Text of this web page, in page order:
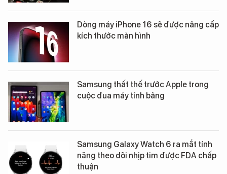
Dòng máy iPhone 16 sẽ được nâng cấp
kích thước màn hình
Samsung thất thế trước Apple trong
cuộc đua máy tính bảng
Samsung Galaxy Watch 6 ra mắt tính
năng theo dõi nhịp tim được FDA chấp
thuận